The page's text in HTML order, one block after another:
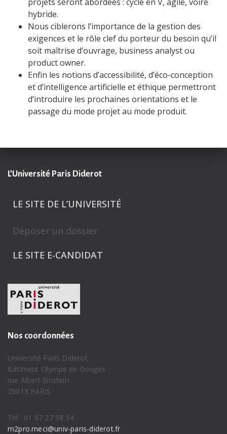
hybride.
Nous ciblerons l’importance de la gestion des
exigences et le rôle clef du porteur du besoin qu’il
soit maîtrise d’ouvrage, business analyst ou
product owner.
Enfin les notions d’accessibilité, d’éco-conception
et d’intelligence artificielle et éthique permettront
d’introduire les prochaines orientations et le
passage du mode projet au mode produit.
L’Université Paris Diderot
LE SITE DE L’UNIVERSITÉ
Déposer un dossier
LE SITE E-CANDIDAT
Nos coordonnées
Université Paris Diderot
Bâtiment Olympe de Gouges
rue Albert Einstein
75013 PARIS
Tél : 01 57 27 58 94
m2pro.meci@univ-paris-diderot.fr